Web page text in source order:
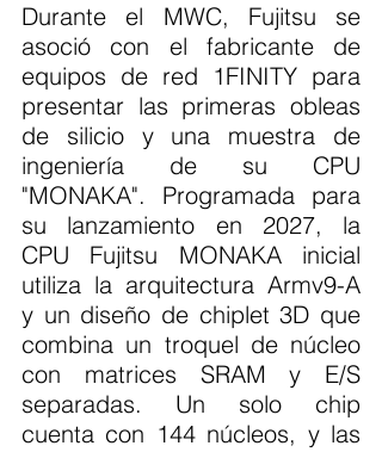
Durante el MWC, Fujitsu se
asoció con el fabricante de
equipos de red 1FINITY para
presentar las primeras obleas
de silicio y una muestra de
ingeniería de su CPU
"MONAKA". Programada para
su lanzamiento en 2027, la
CPU Fujitsu MONAKA inicial
utiliza la arquitectura Armv9-A
y un diseño de chiplet 3D que
combina un troquel de núcleo
con matrices SRAM y E/S
separadas. Un solo chip
cuenta con 144 núcleos, y las